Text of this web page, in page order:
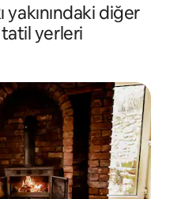
yakınındaki diğer
tatil yerleri
arasında